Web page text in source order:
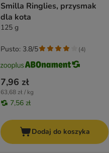
Smilla Ringlies, przysmak
dla kota
125 g
7,96 zł
63,68 zł / kg
7,56 zł
Pusto: 3.8/5 (4)
Dodaj do koszyka